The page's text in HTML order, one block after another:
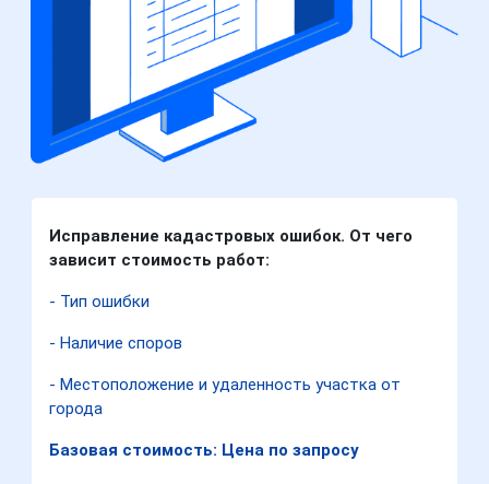
Исправление кадастровых ошибок. От чего
зависит стоимость работ:
- Тип ошибки
- Наличие споров
- Местоположение и удаленность участка от
города
Базовая стоимость: Цена по запросу